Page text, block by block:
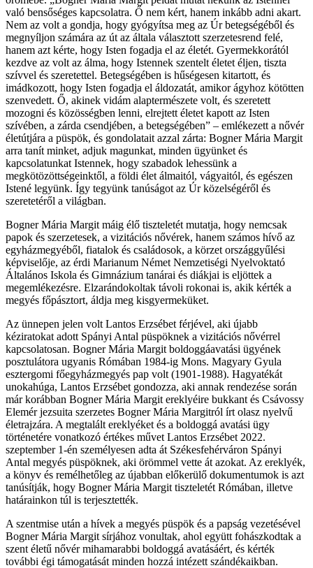
való bensőséges kapcsolatra. Ő nem kért, hanem inkább adni akart.
Nem az volt a gondja, hogy gyógyítsa meg az Úr betegségéből és
megnyíljon számára az út az általa választott szerzetesrend felé,
hanem azt kérte, hogy Isten fogadja el az életét. Gyermekkorától
kezdve az volt az álma, hogy Istennek szentelt életet éljen, tiszta
szívvel és szeretettel. Betegségében is hűségesen kitartott, és
imádkozott, hogy Isten fogadja el áldozatát, amikor ágyhoz kötötten
szenvedett. Ő, akinek vidám alaptermészete volt, és szeretett
mozogni és közösségben lenni, elrejtett életet kapott az Isten
szívében, a zárda csendjében, a betegségében” – emlékezett a nővér
életútjára a püspök, és gondolatait azzal zárta: Bogner Mária Margit
arra tanít minket, adjuk magunkat, minden ügyünket és
kapcsolatunkat Istennek, hogy szabadok lehessünk a
megkötözöttségeinktől, a földi élet álmaitól, vágyaitól, és egészen
Istené legyünk. Így tegyünk tanúságot az Úr közelségéről és
szeretetéről a világban.
Bogner Mária Margit máig élő tiszteletét mutatja, hogy nemcsak
papok és szerzetesek, a vizitációs nővérek, hanem számos hívő az
egyházmegyéből, fiatalok és családosok, a körzet országgyűlési
képviselője, az érdi Marianum Német Nemzetiségi Nyelvoktató
Általános Iskola és Gimnázium tanárai és diákjai is eljöttek a
megemlékezésre. Elzarándokoltak távoli rokonai is, akik kérték a
megyés főpásztort, áldja meg kisgyermeküket.
Az ünnepen jelen volt Lantos Erzsébet férjével, aki újabb
kéziratokat adott Spányi Antal püspöknek a vizitációs nővérrel
kapcsolatosan. Bogner Mária Margit boldoggáavatási ügyének
posztulátora ugyanis Rómában 1984-ig Mons. Magyary Gyula
esztergomi főegyházmegyés pap volt (1901-1988). Hagyatékát
unokahúga, Lantos Erzsébet gondozza, aki annak rendezése során
már korábban Bogner Mária Margit ereklyéire bukkant és Csávossy
Elemér jezsuita szerzetes Bogner Mária Margitról írt olasz nyelvű
életrajzára. A megtalált ereklyéket és a boldoggá avatási ügy
történetére vonatkozó értékes művet Lantos Erzsébet 2022.
szeptember 1-én személyesen adta át Székesfehérváron Spányi
Antal megyés püspöknek, aki örömmel vette át azokat. Az ereklyék,
a könyv és remélhetőleg az újabban előkerülő dokumentumok is azt
tanúsítják, hogy Bogner Mária Margit tiszteletét Rómában, illetve
határainkon túl is terjesztették.
A szentmise után a hívek a megyés püspök és a papság vezetésével
Bogner Mária Margit sírjához vonultak, ahol együtt fohászkodtak a
szent életű nővér mihamarabbi boldoggá avatásáért, és kérték
további égi támogatását minden hozzá intézett szándékaikban.